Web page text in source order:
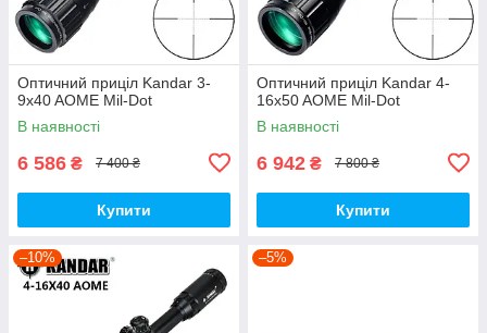
Оптичний приціл Kandar 3-
9x40 AOME Mil-Dot
В наявності
6 586 ₴ 7 400 ₴
Купити
Оптичний приціл Kandar 4-
16x50 AOME Mil-Dot
В наявності
6 942 ₴ 7 800 ₴
Купити
–10% –5%